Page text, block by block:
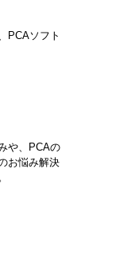
PCAソフト
や、PCAの
お悩み解決